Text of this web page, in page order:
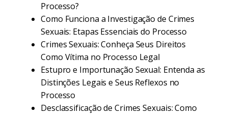
Processo?
Como Funciona a Investigação de Crimes
Sexuais: Etapas Essenciais do Processo
Crimes Sexuais: Conheça Seus Direitos
Como Vítima no Processo Legal
Estupro e Importunação Sexual: Entenda as
Distinções Legais e Seus Reflexos no
Processo
Desclassificação de Crimes Sexuais: Como